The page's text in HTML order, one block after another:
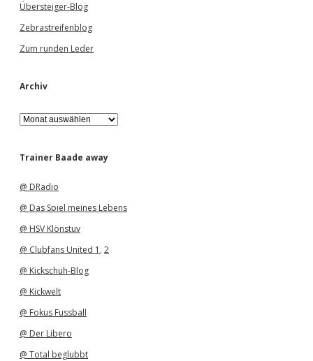
Übersteiger-Blog
Zebrastreifenblog
Zum runden Leder
Archiv
A
r
h
Trainer Baade away
@ DRadio
@ Das Spiel meines Lebens
@ HSV Klönstuv
@ Clubfans United 1 , 2
@ Kickschuh-Blog
@ Kickwelt
@ Fokus Fussball
@ Der Libero
@ Total beglubbt